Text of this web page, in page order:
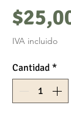
IVA incluido
Cantidad *